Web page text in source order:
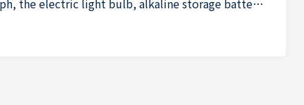
the electric light bulb, alkaline storage batteri
の中の&quot;alkaline storage batteries&quot;だ